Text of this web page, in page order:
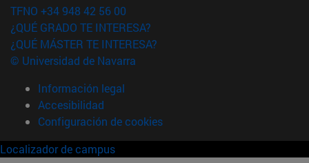
TFNO +34 948 42 56 00
¿QUÉ GRADO TE INTERESA?
¿QUÉ MÁSTER TE INTERESA?
© Universidad de Navarra
Información legal
Accesibilidad
Configuración de cookies
Localizador de campus